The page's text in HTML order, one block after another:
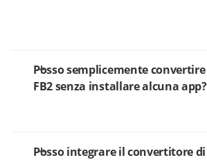
Posso semplicemente convertire
FB2 senza installare alcuna app?
Posso integrare il convertitore